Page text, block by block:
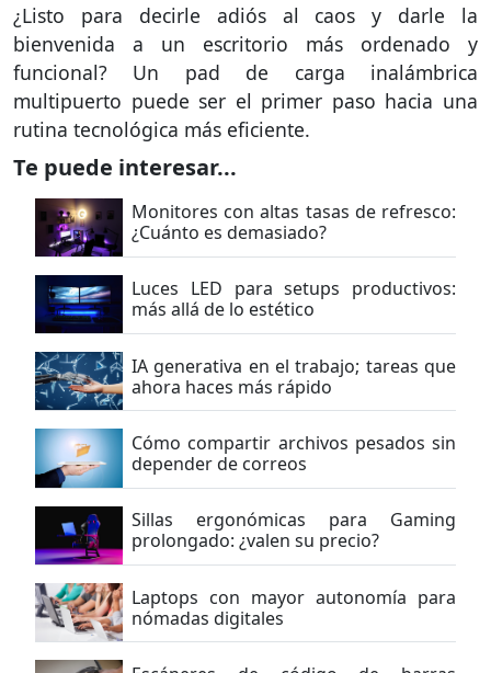
¿Listo para decirle adiós al caos y darle la
bienvenida a un escritorio más ordenado y
funcional? Un pad de carga inalámbrica
multipuerto puede ser el primer paso hacia una
rutina tecnológica más eficiente.
Te puede interesar...
Monitores con altas tasas de refresco:
¿Cuánto es demasiado?
Luces LED para setups productivos:
más allá de lo estético
IA generativa en el trabajo; tareas que
ahora haces más rápido
Cómo compartir archivos pesados sin
depender de correos
Sillas ergonómicas para Gaming
prolongado: ¿valen su precio?
Laptops con mayor autonomía para
nómadas digitales